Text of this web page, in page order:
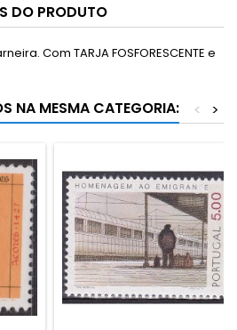
DO PRODUTO
Com TARJA FOSFORESCENTE e
NA MESMA CATEGORIA: >
<